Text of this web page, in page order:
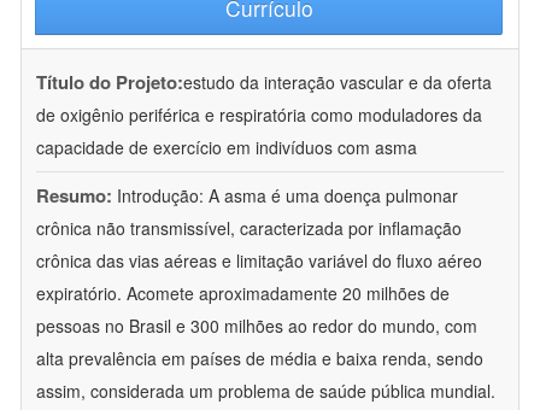
Currículo
Título do Projeto:estudo da interação vascular e da oferta
de oxigênio periférica e respiratória como moduladores da
capacidade de exercício em indivíduos com asma
Resumo: Introdução: A asma é uma doença pulmonar
crônica não transmissível, caracterizada por inflamação
crônica das vias aéreas e limitação variável do fluxo aéreo
expiratório. Acomete aproximadamente 20 milhões de
pessoas no Brasil e 300 milhões ao redor do mundo, com
alta prevalência em países de média e baixa renda, sendo
assim, considerada um problema de saúde pública mundial.